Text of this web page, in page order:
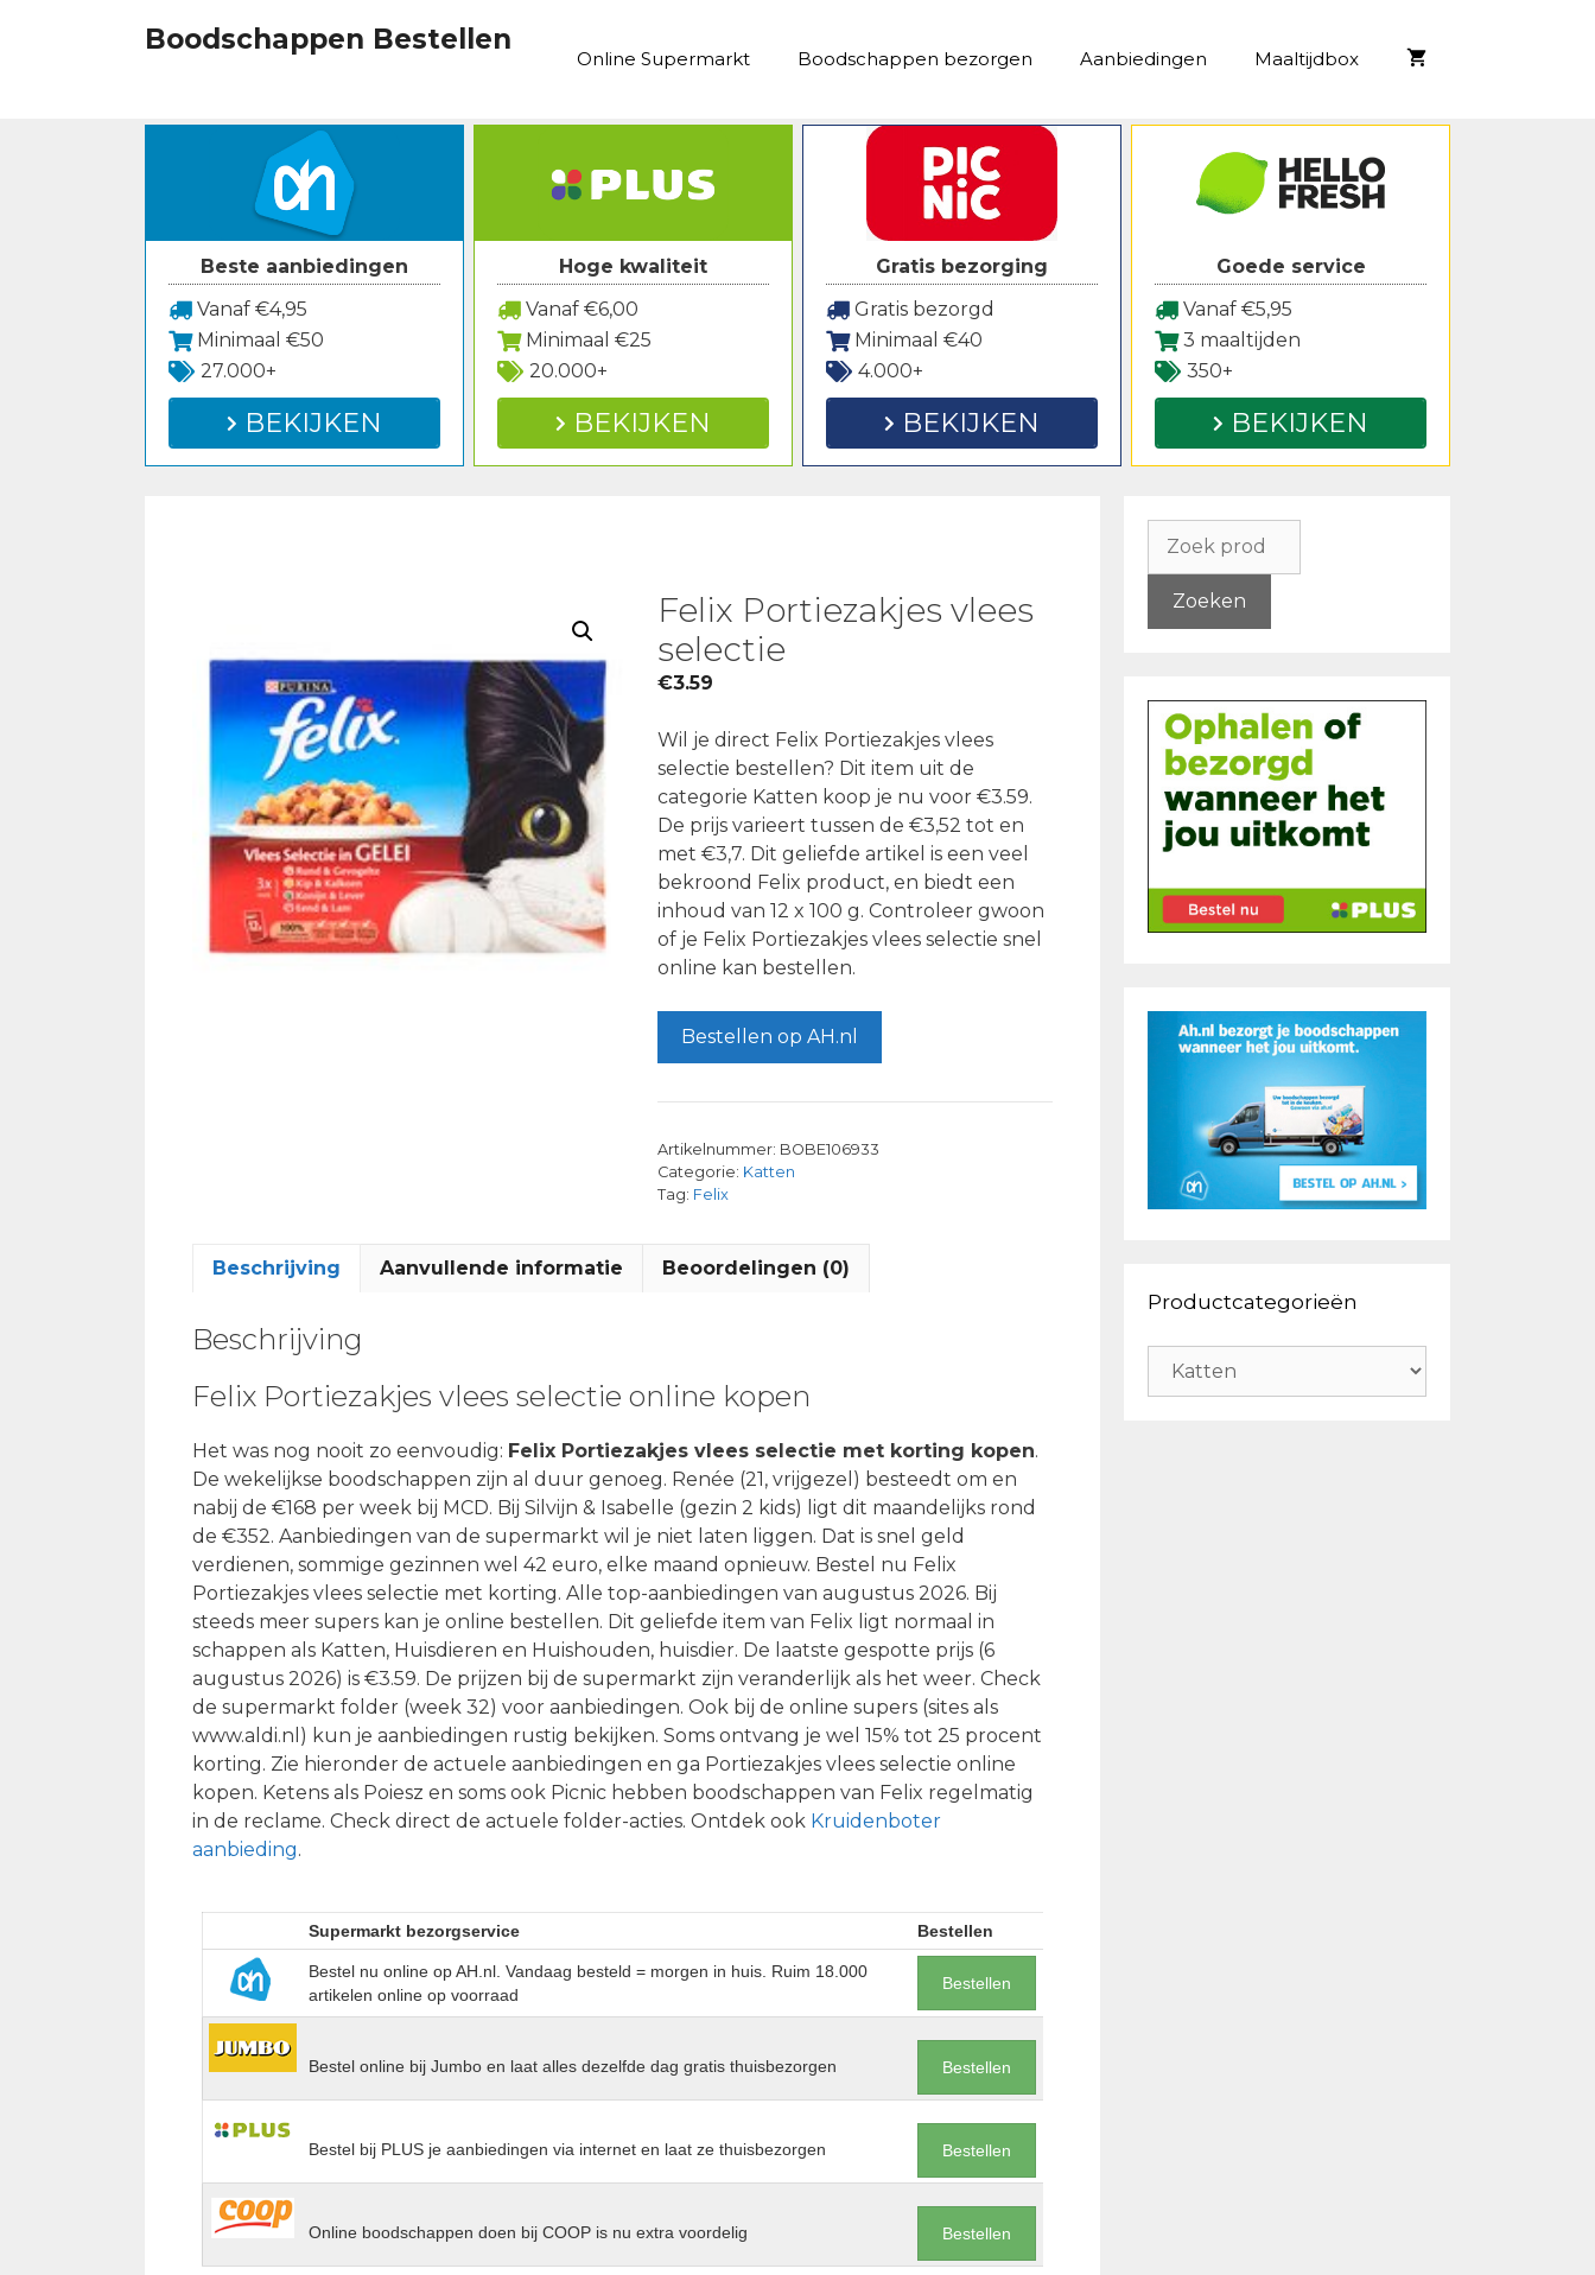
Boodschappen Bestellen
Online Supermarkt Boodschappen bezorgen Aanbiedingen Maaltijdbox
Beste aanbiedingen
Vanaf €4,95
Minimaal €50
27.000+
BEKIJKEN
Hoge kwaliteit
Vanaf €6,00
Minimaal €25
20.000+
BEKIJKEN
Gratis bezorging
Gratis bezorgd
Minimaal €40
4.000+
BEKIJKEN
Goede service
Vanaf €5,95
3 maaltijden
350+
BEKIJKEN
Felix Portiezakjes vlees
selectie
€3.59
Wil je direct Felix Portiezakjes vlees
selectie bestellen? Dit item uit de
categorie Katten koop je nu voor €3.59.
De prijs varieert tussen de €3,52 tot en
met €3,7. Dit geliefde artikel is een veel
bekroond Felix product, en biedt een
inhoud van 12 x 100 g. Controleer gwoon
of je Felix Portiezakjes vlees selectie snel
online kan bestellen.
Bestellen op AH.nl
Artikelnummer: BOBE106933
Categorie: Katten
Tag: Felix
Beschrijving Aanvullende informatie Beoordelingen (0)
Beschrijving
Felix Portiezakjes vlees selectie online kopen
Het was nog nooit zo eenvoudig: Felix Portiezakjes vlees selectie met korting kopen.
De wekelijkse boodschappen zijn al duur genoeg. Renée (21, vrijgezel) besteedt om en
nabij de €168 per week bij MCD. Bij Silvijn & Isabelle (gezin 2 kids) ligt dit maandelijks rond
de €352. Aanbiedingen van de supermarkt wil je niet laten liggen. Dat is snel geld
verdienen, sommige gezinnen wel 42 euro, elke maand opnieuw. Bestel nu Felix
Portiezakjes vlees selectie met korting. Alle top-aanbiedingen van augustus 2026. Bij
steeds meer supers kan je online bestellen. Dit geliefde item van Felix ligt normaal in
schappen als Katten, Huisdieren en Huishouden, huisdier. De laatste gespotte prijs (6
augustus 2026) is €3.59. De prijzen bij de supermarkt zijn veranderlijk als het weer. Check
de supermarkt folder (week 32) voor aanbiedingen. Ook bij de online supers (sites als
www.aldi.nl) kun je aanbiedingen rustig bekijken. Soms ontvang je wel 15% tot 25 procent
korting. Zie hieronder de actuele aanbiedingen en ga Portiezakjes vlees selectie online
kopen. Ketens als Poiesz en soms ook Picnic hebben boodschappen van Felix regelmatig
in de reclame. Check direct de actuele folder-acties. Ontdek ook Kruidenboter
aanbieding.
Supermarkt bezorgservice Bestellen
Bestel nu online op AH.nl. Vandaag besteld = morgen in huis. Ruim 18.000
artikelen online op voorraad
Bestellen
Bestel online bij Jumbo en laat alles dezelfde dag gratis thuisbezorgen Bestellen
Bestel bij PLUS je aanbiedingen via internet en laat ze thuisbezorgen Bestellen
Online boodschappen doen bij COOP is nu extra voordelig Bestellen
naar:
Zoeken
Productcategorieën